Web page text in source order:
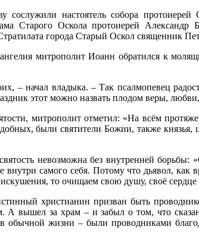
сослужили настоятель собора
Старого Оскола протоиерей
города Старый Оскол священник
митрополит Иоанн обратился к
– начал владыка. – Так псалмопевец
этот можно назвать плодом веры,
митрополит отметил: «На всём
были святители Божии, также
невозможна без внутренней
внутри самого себя. Потому что дьявол, как
то очищаем свою душу, своё
христианин призван быть
А вышел за храм – и забыл о том, что
обычной жизни – были проводниками